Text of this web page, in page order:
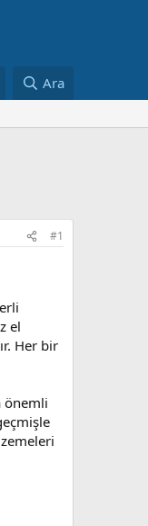
Ara
#1
el
Her bir
önemli